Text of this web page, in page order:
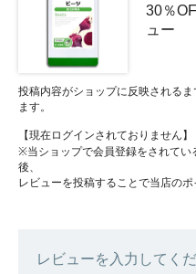
30％
ュー
投稿内容がショップに反映される
ます。
【現在ログインされておりません】
※当ショップで会員登録をされてい
後、
レビューを投稿することで当店の
レビューを入力してくだ